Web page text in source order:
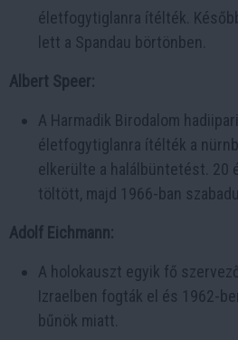
életfogytiglanra ítélték.
lett a Spandau börtönben.
Albert Speer:
A Harmadik Birodalom
életfogytiglanra ítélték a
elkerülte a halálbüntetést. 20
töltött, majd 1966-ban
Adolf Eichmann:
A holokauszt egyik fő
Izraelben fogták el és 1962-
bűnök miatt.